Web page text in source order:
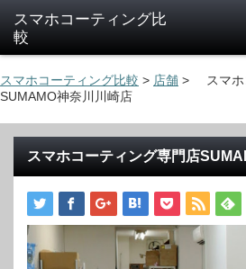
スマホコーティング比較 > 店舗 >
スマ
SUMAMO神奈川川崎店
スマホコーティング専門店